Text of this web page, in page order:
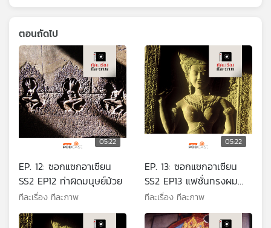
ตอนถัดไป
05:22
EP. 12: ซอกแซกอาเซียน
SS2 EP12 ท่าผิดมนุษย์ม้วย
ทีละเรื่อง ทีละภาพ
05:22
EP. 13: ซอกแซกอาเซียน
SS2 EP13 แฟชั่นทรงผม
อัปสรนครวัด
ทีละเรื่อง ทีละภาพ